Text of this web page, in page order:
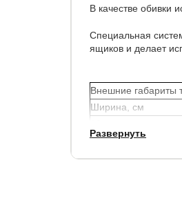
В качестве обивки
Специальная
ящиков и делает
Внешние габариты
Ширина, см
Развернуть